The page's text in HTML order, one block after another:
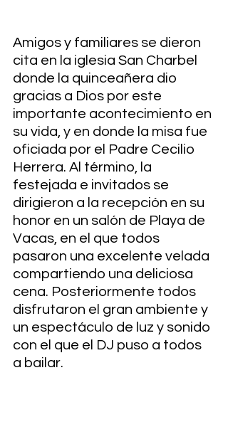
Amigos y familiares se dieron
cita en la iglesia San Charbel
donde la quinceañera dio
gracias a Dios por este
importante acontecimiento en
su vida, y en donde la misa fue
oficiada por el Padre Cecilio
Herrera. Al término, la
festejada e invitados se
dirigieron a la recepción en su
honor en un salón de Playa de
Vacas, en el que todos
pasaron una excelente velada
compartiendo una deliciosa
cena. Posteriormente todos
disfrutaron el gran ambiente y
un espectáculo de luz y sonido
con el que el DJ puso a todos
a bailar.